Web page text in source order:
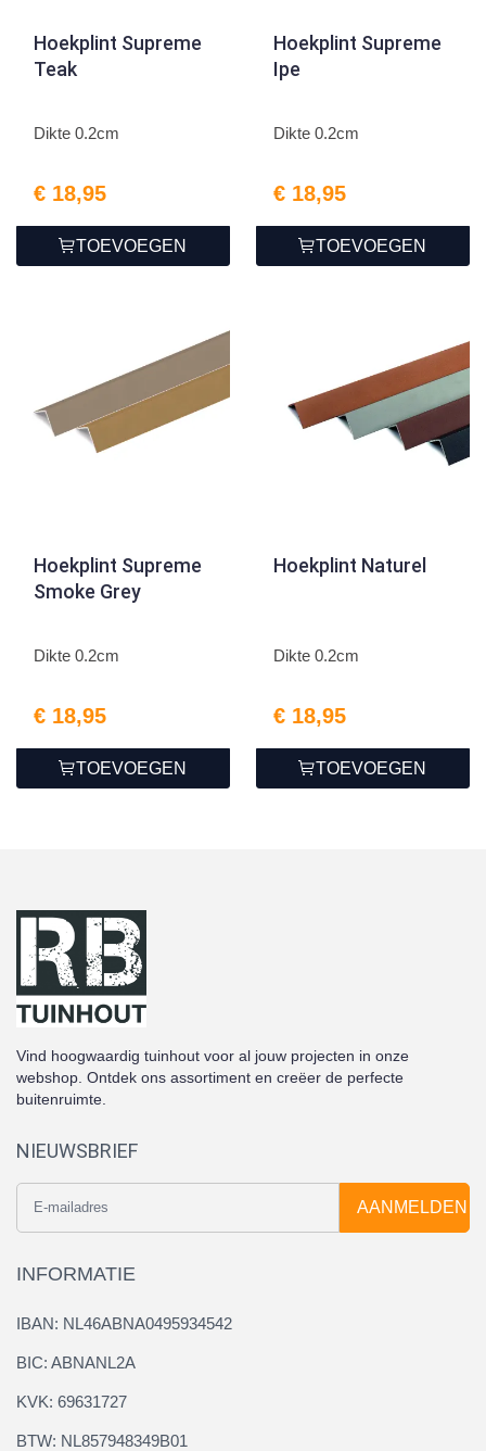
Hoekplint Supreme
Teak
Dikte 0.2cm
€ 18,95
TOEVOEGEN
Hoekplint Supreme
Ipe
Dikte 0.2cm
€ 18,95
TOEVOEGEN
Hoekplint Supreme
Smoke Grey
Dikte 0.2cm
€ 18,95
TOEVOEGEN
Hoekplint Naturel
Dikte 0.2cm
€ 18,95
TOEVOEGEN
Vind hoogwaardig tuinhout voor al jouw projecten in onze
webshop. Ontdek ons assortiment en creëer de perfecte
buitenruimte.
NIEUWSBRIEF
AANMELDEN
INFORMATIE
IBAN: NL46ABNA0495934542
BIC: ABNANL2A
KVK: 69631727
BTW: NL857948349B01